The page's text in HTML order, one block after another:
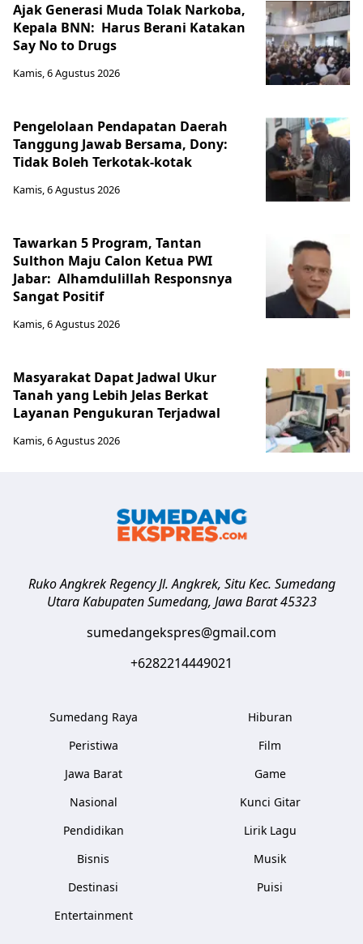
Ajak Generasi Muda Tolak Narkoba,
Kepala BNN: Harus Berani Katakan
Say No to Drugs
Kamis, 6 Agustus 2026
Pengelolaan Pendapatan Daerah
Tanggung Jawab Bersama, Dony:
Tidak Boleh Terkotak-kotak
Kamis, 6 Agustus 2026
Tawarkan 5 Program, Tantan
Sulthon Maju Calon Ketua PWI
Jabar: Alhamdulillah Responsnya
Sangat Positif
Kamis, 6 Agustus 2026
Masyarakat Dapat Jadwal Ukur
Tanah yang Lebih Jelas Berkat
Layanan Pengukuran Terjadwal
Kamis, 6 Agustus 2026
Ruko Angkrek Regency Jl. Angkrek, Situ Kec. Sumedang
Utara Kabupaten Sumedang, Jawa Barat 45323
sumedangekspres@gmail.com
+6282214449021
Sumedang Raya
Peristiwa
Jawa Barat
Nasional
Pendidikan
Bisnis
Destinasi
Entertainment
Hiburan
Film
Game
Kunci Gitar
Lirik Lagu
Musik
Puisi